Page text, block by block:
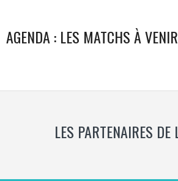
AGENDA : LES MATCHS À
LES PARTENAIRES DE